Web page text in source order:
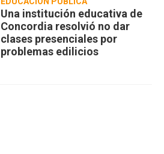
Una institución educativa de
Concordia resolvió no dar
clases presenciales por
problemas edilicios